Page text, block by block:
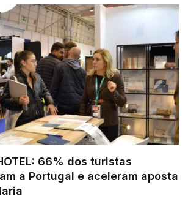
66% dos turistas
a Portugal e aceleram aposta